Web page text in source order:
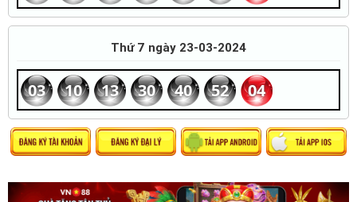
Thứ 7 ngày 23-03-2024
03 10 13 30 40 52 04